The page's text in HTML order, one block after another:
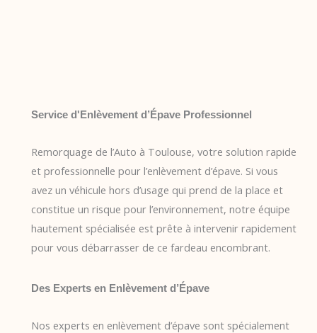
Service d'Enlèvement d’Épave Professionnel
Remorquage de l’Auto à Toulouse, votre solution rapide
et professionnelle pour l’enlèvement d’épave. Si vous
avez un véhicule hors d’usage qui prend de la place et
constitue un risque pour l’environnement, notre équipe
hautement spécialisée est prête à intervenir rapidement
pour vous débarrasser de ce fardeau encombrant.
Des Experts en Enlèvement d’Épave
Nos experts en enlèvement d’épave sont spécialement